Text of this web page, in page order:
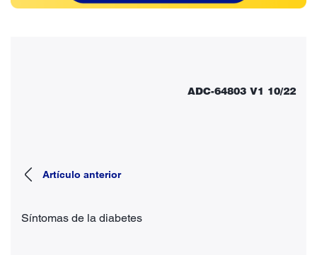
ADC-64803 V1 10/22
Artículo anterior
Síntomas de la diabetes